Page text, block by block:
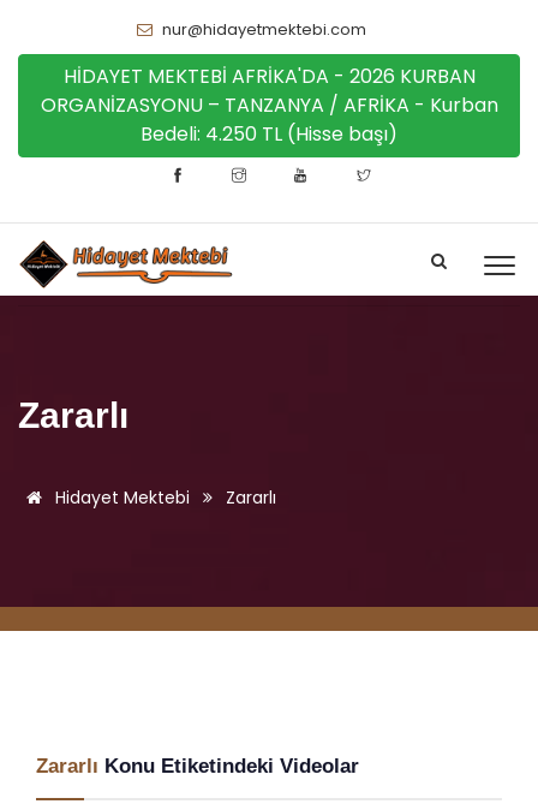
nur@hidayetmektebi.com
HİDAYET MEKTEBİ AFRİKA'DA - 2026 KURBAN
ORGANİZASYONU – TANZANYA / AFRİKA - Kurban
Bedeli: 4.250 TL (Hisse başı)
Zararlı
Hidayet Mektebi Zararlı
Zararlı Konu Etiketindeki Videolar